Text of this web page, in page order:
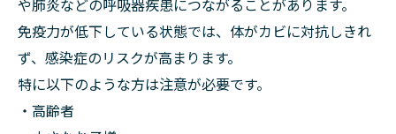
や肺炎などの呼吸器疾患につながることがあります。
免疫力が低下している状態では、体がカビに対抗しきれ
ず、感染症のリスクが高まります。
特に以下のような方は注意が必要です。
・高齢者